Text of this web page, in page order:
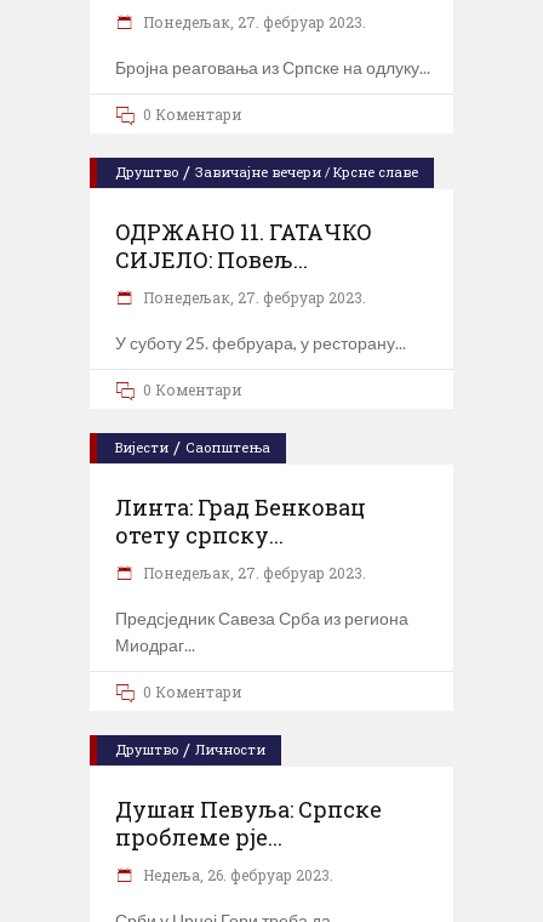
Понедељак, 27. фебруар 2023.
Бројна реаговања из Српске на одлуку
0 Коментари
Друштво / Завичајне вечери / Крсне славе
OДРЖАНО 11. ГАТАЧКО
СИЈЕЛО: Повељ...
Понедељак, 27. фебруар 2023.
У суботу 25. фебруара, у ресторану
0 Коментари
Вијести / Саопштења
Линта: Град Бенковац
отету српску...
Понедељак, 27. фебруар 2023.
Предсједник Савеза Срба из региона
Миодраг
0 Коментари
Друштво / Личности
Душан Певуља: Српске
проблеме рје...
Недеља, 26. фебруар 2023.